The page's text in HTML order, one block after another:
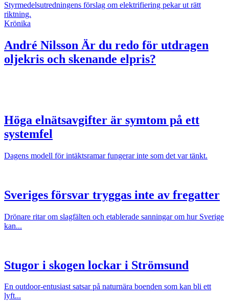
Styrmedelsutredningens förslag om elektrifiering pekar ut rätt
riktning.
Krönika
André Nilsson Är du redo för utdragen
oljekris och skenande elpris?
Höga elnätsavgifter är symtom på ett
systemfel
Dagens modell för intäktsramar fungerar inte som det var tänkt.
Sveriges försvar tryggas inte av fregatter
Drönare ritar om slagfälten och etablerade sanningar om hur Sverige
kan...
Stugor i skogen lockar i Strömsund
En outdoor-entusiast satsar på naturnära boenden som kan bli ett
lyft...